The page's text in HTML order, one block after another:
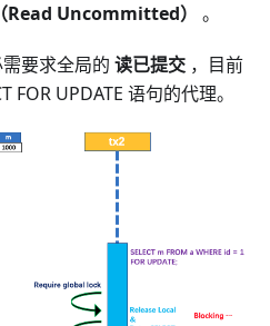
Read Uncommitted） 。
要求全局的 读已提交 ，目前
FOR UPDATE 语句的代理。